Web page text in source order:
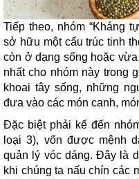
Tiếp theo, nhóm “Kháng
sở hữu một cấu trúc tinh
còn ở dạng sống hoặc
nhất cho nhóm này trong
khoai tây sống, những
đưa vào các món canh,
Đặc biệt phải kể đến
loại 3), vốn được mệnh
quản lý vóc dáng. Đây là
khi chúng ta nấu chín các